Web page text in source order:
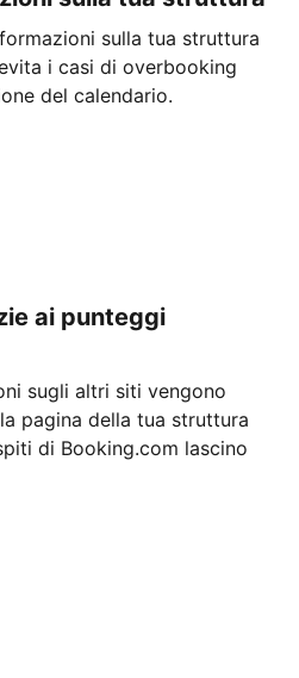
sulla tua struttura
i casi di overbooking
del calendario.
ai punteggi
sugli altri siti vengono
pagina della tua struttura
di Booking.com lascino